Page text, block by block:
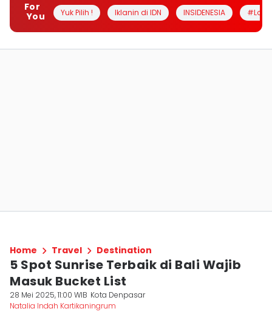
For
You
Yuk Pilih ! Iklanin di IDN INSIDENESIA
Home Travel Destination
5 Spot Sunrise Terbaik di Bali Wajib
Masuk Bucket List
28 Mei 2025, 11:00 WIB Kota Denpasar
Natalia Indah Kartikaningrum